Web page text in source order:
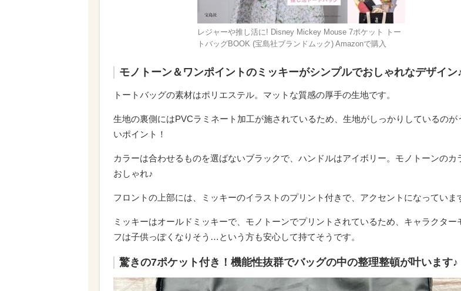
レジャーや推し活に! Disney Mickey Mouse 7ポケット トー
トバッグBOOK (宝島社ブランドムック) Amazonで購入
モノトーン＆ワンポイントのミッキーがシンプルでおしゃれなデザイン
トートバッグの素材はポリエステル。マットな質感の厚手の生地です。
生地の裏側にはPVCラミネート加工が施されているため、生地がしっかりしているのが
いポイント！
カラーは合わせるものを選ばないブラックで、ハンドルはアイボリー。モノトーンのカ
おしゃれ♪
フロントの上部には、ミッキーのイラストのプリント付きで、アクセントになっていま
ミッキーはオールドミッキーで、モノトーンでプリントされているため、キャラクター
フは子供っぽくなりそう…という方も安心して持てそうです。
驚きの7ポケット付き！機能性抜群でバッグの中の整理整頓が叶います♪